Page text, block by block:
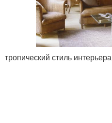
тропический стиль интерьера